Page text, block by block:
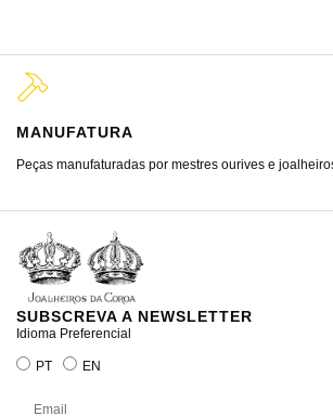
MANUFATURA
Peças manufaturadas por mestres ourives e
SUBSCREVA A NEWSLETTER
Idioma Preferencial
PT EN